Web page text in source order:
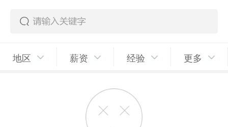
地区 薪资 经验 更多